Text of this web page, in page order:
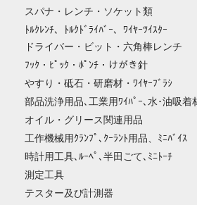
スパナ・レンチ・ソケット類
ﾄﾙｸﾚﾝﾁ、ﾄﾙｸﾄﾞﾗｲﾊﾞｰ、ﾜｲﾔｰﾂｲｽﾀｰ
ドライバー・ビット・六角棒レンチ
ﾌｯｸ・ﾋﾟｯｸ・ﾎﾟﾝﾁ・けがき針
やすり・砥石・研磨材・ﾜｲﾔｰﾌﾞﾗｼ
部品洗浄用品､工業用ﾜｲﾊﾟｰ､水･油吸着
オイル・グリース関連用品
工作機械用ｸﾗﾝﾌﾟ､ｸｰﾗﾝﾄ用品、ﾐﾆﾊﾞｲｽ
時計用工具､ﾙｰﾍﾟ､半田ごて､ﾐﾆﾄｰﾁ
測定工具
テスター及び計測器